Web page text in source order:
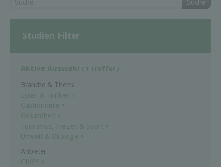
Suche
Studien Filter
Aktive Auswahl ( 1 Treffer )
Branche & Thema
Essen & Trinken ×
Gastronomie ×
Gesundheit ×
Tourismus, Freizeit & Sport ×
Umwelt & Ökologie ×
Anbieter
CIVEY
×